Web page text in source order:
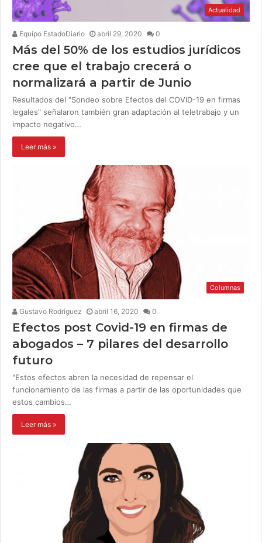
Actualidad
Equipo EstadoDiario abril 29, 2020 0
Más del 50% de los estudios jurídicos
cree que el trabajo crecerá o
normalizará a partir de Junio
Resultados del "Sondeo sobre Efectos del COVID-19 en firmas
legales" señalaron también gran adaptación al teletrabajo y un
impacto negativo…
Leer más »
Columnas
Gustavo Rodríguez abril 16, 2020 0
Efectos post Covid-19 en firmas de
abogados – 7 pilares del desarrollo
futuro
"Estos efectos abren la necesidad de repensar el
funcionamiento de las firmas a partir de las oportunidades que
estos cambios…
Leer más »